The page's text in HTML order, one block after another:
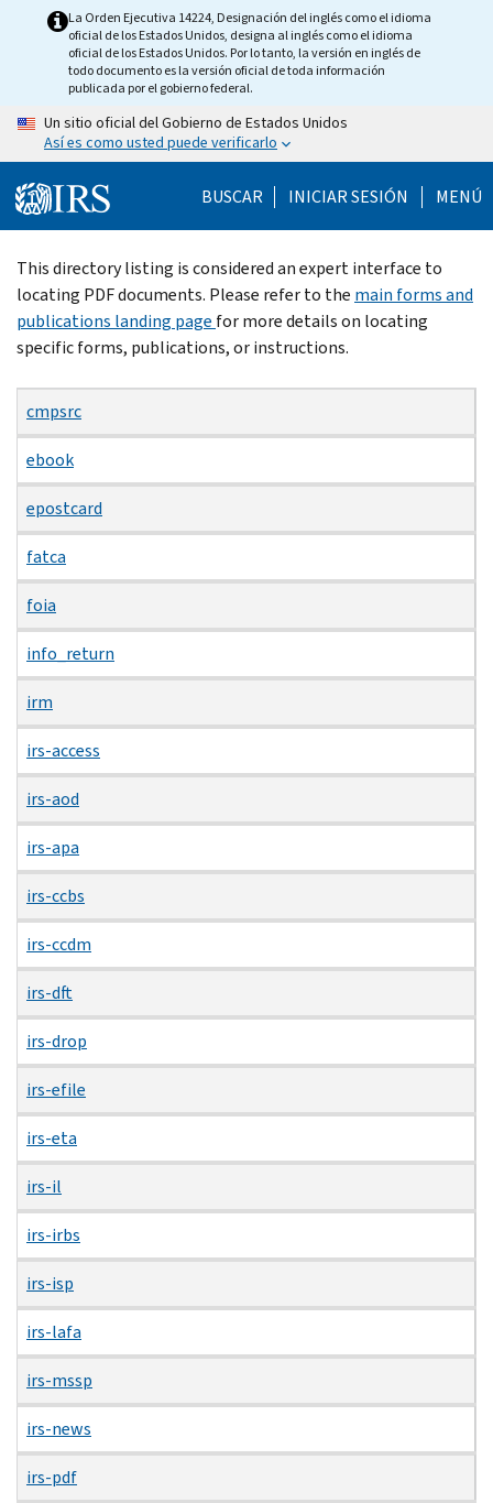
La Orden Ejecutiva 14224, Designación del inglés como el idioma
oficial de los Estados Unidos, designa al inglés como el idioma
oficial de los Estados Unidos. Por lo tanto, la versión en inglés de
todo documento es la versión oficial de toda información
publicada por el gobierno federal.
Un sitio oficial del Gobierno de Estados Unidos
Así es como usted puede verificarlo
BUSCAR INICIAR SESIÓN MENÚ
Beginning
of
main
content
This directory listing is considered an expert interface to
locating PDF documents. Please refer to the main forms and
publications landing page for more details on locating
specific forms, publications, or instructions.
cmpsrc
ebook
epostcard
fatca
foia
info_return
irm
irs-access
irs-aod
irs-apa
irs-ccbs
irs-ccdm
irs-dft
irs-drop
irs-efile
irs-eta
irs-il
irs-irbs
irs-isp
irs-lafa
irs-mssp
irs-news
irs-pdf